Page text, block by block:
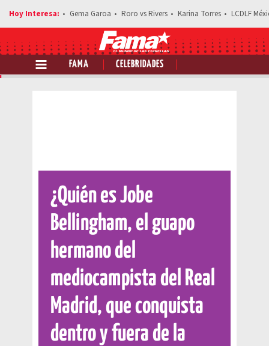
Gema Garoa Roro vs Rivers Karina Torres LCDLF
FAMA CELEBRIDADES
Comparte esta noticia
¿Quién es Jobe
Bellingham, el guapo
hermano del
mediocampista del Real
Madrid, que conquista
dentro y fuera de la